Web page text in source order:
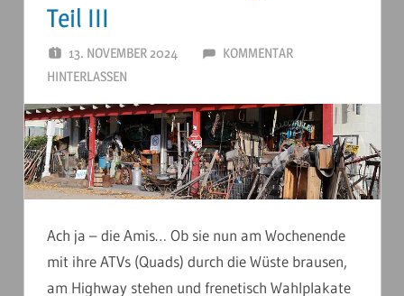
Teil III
13. NOVEMBER 2024 ANDERSTOUREN
KOMMENTAR
HINTERLASSEN
Ach ja – die Amis… Ob sie nun am Wochenende
mit ihre ATVs (Quads) durch die Wüste brausen,
am Highway stehen und frenetisch Wahlplakate